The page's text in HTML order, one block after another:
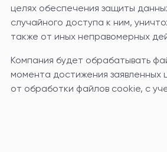
целях обеспечения защиты
случайного доступа к ним,
также от иных неправомерных
Компания будет обрабатывать
момента достижения заявленных
от обработки файлов cookie, с